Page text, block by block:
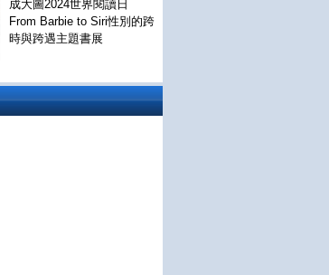
成大圖2024世界閱讀日
From Barbie to Siri性別的跨
時與跨遇主題書展